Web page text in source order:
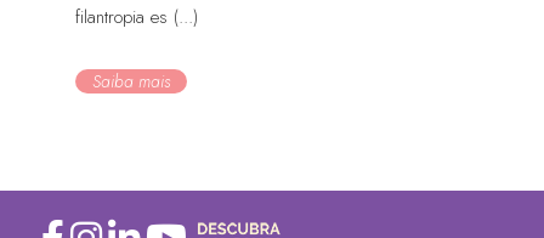
filantropia es (...)
Saiba mais